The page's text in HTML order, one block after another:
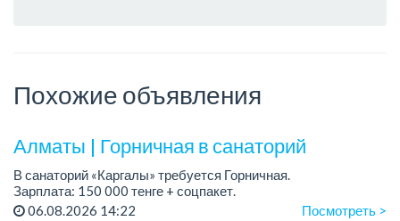
Похожие объявления
Алматы | Горничная в санаторий
В санаторий «Каргалы» требуется Горничная.
Зарплата: 150 000 тенге + соцпакет.
График работы: 6/1, с 09.00 до 16.00, в субботу с 09:00 до
06.08.2026 14:22 Посмотреть >